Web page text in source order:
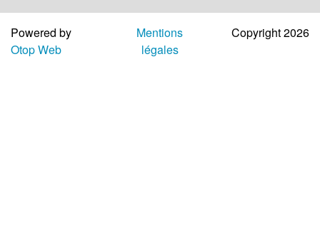
Powered by
Otop Web
Mentions
légales
Copyright 2026